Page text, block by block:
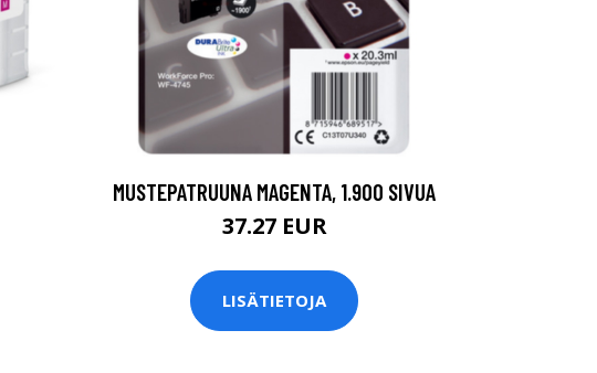
MUSTEPATRUUNA MAGENTA, 1.900 SIVUA
37.27 EUR
LISÄTIETOJA